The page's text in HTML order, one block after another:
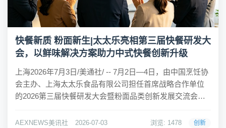
快餐新质 粉面新生|太太乐亮相第三届快餐研发大
会，以鲜味解决方案助力中式快餐创新升级
上海2026年7月3日/美通社/ -- 7月2日—4日，由中国烹饪协
会主办、上海太太乐食品有限公司担任首席战略合作单位
的2026第三届快餐研发大会暨粉面品类创新发展交流会于
全国餐饮行业协会代表、头部快餐品牌创始人、优质供应
AEXNEWS美讯社 2026-07-03 浏览: 1478 创新